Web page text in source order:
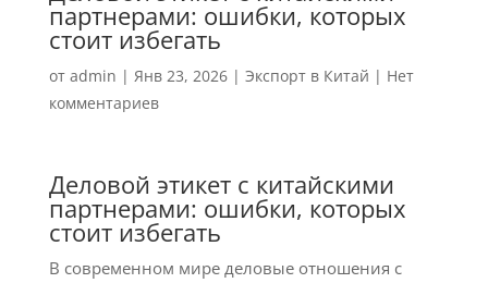
партнерами: ошибки, которых
стоит избегать
от admin | Янв 23, 2026| Экспорт в Китай | Нет
комментариев
Деловой этикет с китайскими
партнерами: ошибки, которых
стоит избегать
В современном мире деловые отношения с